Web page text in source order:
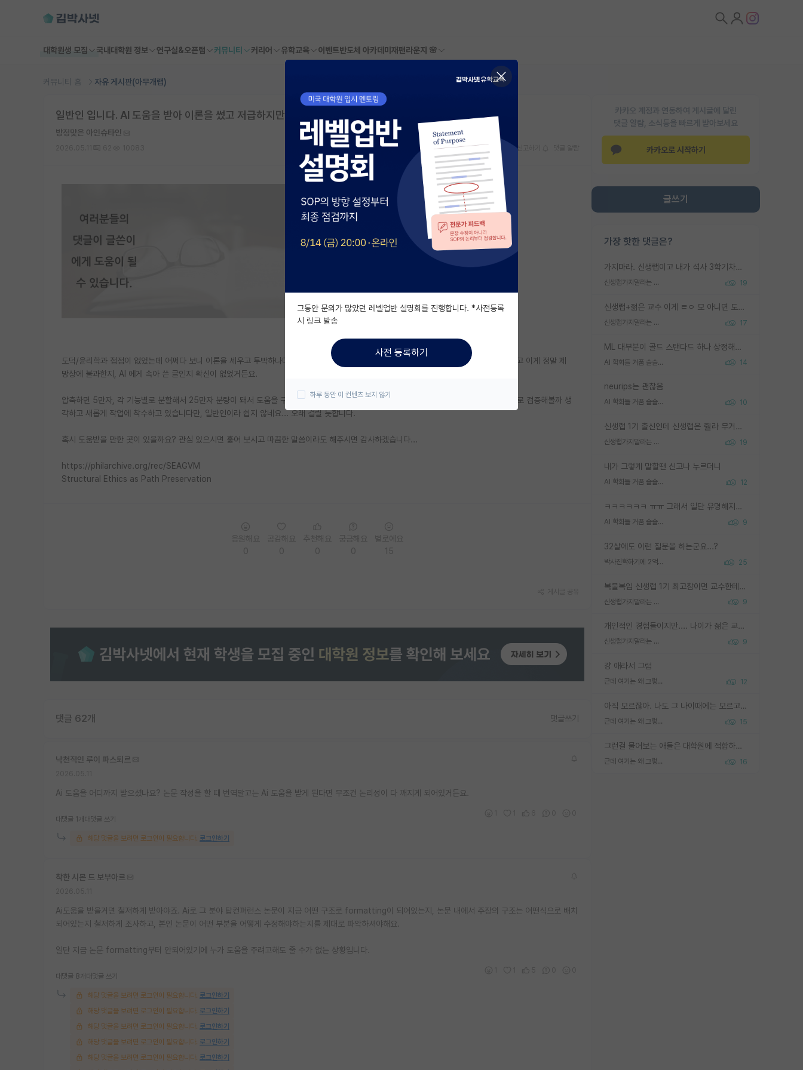
대학원생 모집 국내대학원 정보 연구실&오픈랩 커뮤니티 커리어 유학교육 이벤트반도체 아카데미 재팬라운지 🌸
커뮤니티 홈 자유 게시판(아무개랩)
카카오 계정과 연동하여 게시글에 달린
댓글 알람, 소식등을 빠르게 받아보세요
카카오로 시작하기
글쓰기
가장 핫한 댓글은?
가지마라. 신생랩이고 내가 석사 3학기차인데 최고참인데 나도 아무것도 모르는데 교수가 후배들 왜 논문 교육 안시키냐. 논문 왜 안 써오냐 닦달한다
신생랩가지말라는 이유가 있었구나 19
신생랩+젊은 교수 이게 ㄹㅇ 모 아니면 도인듯.
신생랩가지말라는 이유가 있었구나 17
ML 대부분이 골드 스탠다드 하나 상정해놓고 (벤치마크 데이터셋이 여러 개면 여러 개 상정) 그거 얼마나 잘 맞추나 싸움임 가끔 번뜩이는 설계 철학을 보여주는 논문들도 있지만 대부분 그거 성적 얼마나 더 올리느라에 혈안이 되어 있는 측면이 잇음
AI 학회들 거품 슬슬 지적이 나오네요 14
neurips는 괜찮음
AI 학회들 거품 슬슬 지적이 나오네요 10
신생랩 1기 출신인데 신생랩은 줠라 무거운 바벨 같은거임. 들면 대박인데 못들면 깔려 죽음. 아무도 알려주지 않는 환경에서 자생해야하지만, 일단 살아남았다면 그 어떤 사람보다 악착같고 생존력 높은 사람으로 거듭날 수 있음
신생랩가지말라는 이유가 있었구나 19
내가 그렇게 말할땐 신고나 누르더니
AI 학회들 거품 슬슬 지적이 나오네요 12
ㅋㅋㅋㅋㅋㅋ ㅠㅠ 그래서 일단 유명해지는게 중요한거같습니다
AI 학회들 거품 슬슬 지적이 나오네요 9
32살에도 이런 질문을 하는군요...?
박사진학하기에 2억은 괜찮은 (?) 정도의 경제력인가요 25
복불복임 신생랩 1기 최고참이면 교수한테 직접 지도받는 시간이 매우 많음 제대로 된 교수라면 말이지 그게 아니라면 그냥 넌 해방 불가능한 노예 1호에 감점쓰레기통이 되는거고
신생랩가지말라는 이유가 있었구나 9
개인적인 경험들이지만.... 나이가 젊은 교수일수록 꼰대라는 가면을 쓴 채로 무례함을 행동하는 경우가 거의 90% 정도였음. 나이가 어린데 다른 또래들과 달리 명예, 권력, 재력까지 얻었으니 세상 다 가진 기분이겠지. 오히러 나이 든 교수들이 행동과 말을 더 조심하시더라.
신생랩가지말라는 이유가 있었구나 9
걍 애라서 그럼
근데 여기는 왜 그렇게 SPK를 물어보는거임? 12
아직 모르잖아. 나도 그 나이때에는 모르고 평가 받고 안심하고 싶었어.
근데 여기는 왜 그렇게 SPK를 물어보는거임? 15
그런걸 물어보는 애들은 대학원에 적합하지 않다
근데 여기는 왜 그렇게 SPK를 물어보는거임? 16
일반인 입니다. AI 도움을 받아 이론을 썼고 저급하지만 논문화도 해보았습니다.
방정맞은 아인슈타인
스크랩 신고하기
도덕/윤리학과 접점이 없었는데 어쩌다 보니 이론을 세우고 투박하나마 논문화도 하게 되었습니다. 다른 목적이 있어서가 아니라, 외부에 보이고 이게 정말 제
망상에 불과한지, AI 에게 속아 쓴 글인지 확신이 없었거든요.
압축하면 5만자, 각 기능별로 분할해서 25만자 분량이 돼서 도움을 구하기도 어려운 상황이라 차라리 국내 혹은 해외 저널에 투고하는 방향으로 검증해볼까 생
각하고 새롭게 작업에 착수하고 있습니다만, 일반인이라 쉽지 않네요... 오래 걸릴 듯합니다.
혹시 도움받을 만한 곳이 있을까요? 관심 있으시면 훑어 보시고 따끔한 말씀이라도 해주시면 감사하겠습니다...
https://philarchive.org/rec/SEAGVM
Structural Ethics as Path Preservation
댓글 62개 댓글쓰기
낙천적인 루이 파스퇴르
Ai 도움을 어디까지 받으셨나요? 논문 작성을 할 때 번역말고는 Ai 도움을 받게 된다면 무조건 논리성이 다 깨지게 되어있거든요.
대댓글 1개 대댓글 쓰기
해당 댓글을 보려면 로그인이 필요합니다. 로그인하기
착한 시몬 드 보부아르
Ai도움을 받을거면 철저하게 받아야죠. Ai로 그 분야 탑컨퍼런스 논문이 지금 어떤 구조로 formatting이 되어있는지, 논문 내에서 주장의 구조는 어떤식으로 배치
되어있는지 철저하게 조사하고, 본인 논문이 어떤 부분을 어떻게 수정해야하는지를 제대로 파악하셔야해요.
일단 지금 논문 formatting부터 안되어있기에 누가 도움을 주려고해도 줄 수가 없는 상황입니다.
대댓글 8개 대댓글 쓰기
해당 댓글을 보려면 로그인이 필요합니다. 로그인하기
해당 댓글을 보려면 로그인이 필요합니다. 로그인하기
해당 댓글을 보려면 로그인이 필요합니다. 로그인하기
해당 댓글을 보려면 로그인이 필요합니다. 로그인하기
해당 댓글을 보려면 로그인이 필요합니다. 로그인하기
그동안 문의가 많았던 레벨업반 설명회를 진행합니다. *사전등록
시 링크 발송
사전 등록하기
하루 동안 이 컨텐츠 보지 않기